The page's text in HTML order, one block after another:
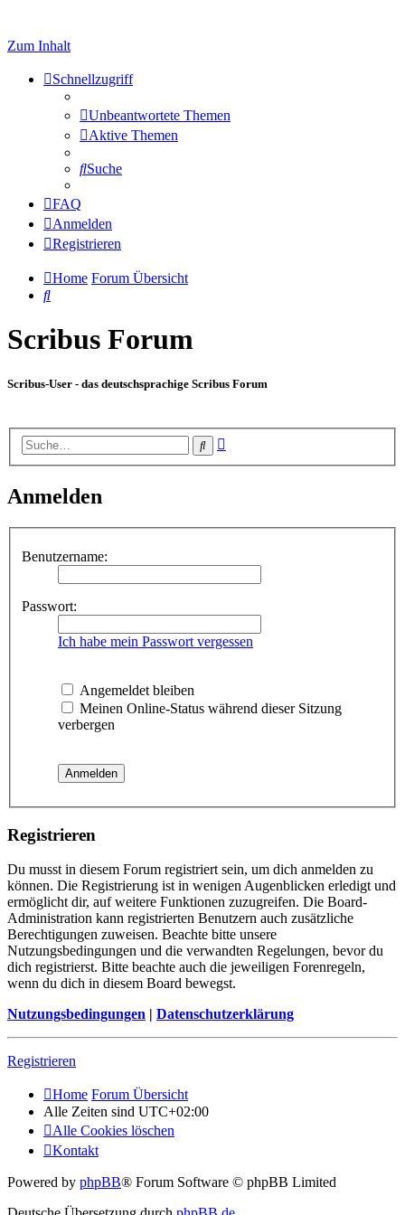
Zum Inhalt
Schnellzugriff
Unbeantwortete Themen
Aktive Themen
Suche
FAQ
Anmelden
Registrieren
Home Forum Übersicht
Suche
Scribus Forum
Scribus-User - das deutschsprachige Scribus Forum
Suche
Anmelden
Benutzername:
Passwort:
Ich habe mein Passwort vergessen
Angemeldet bleiben
Meinen Online-Status während dieser Sitzung
verbergen
Registrieren
Du musst in diesem Forum registriert sein, um dich anmelden zu
können. Die Registrierung ist in wenigen Augenblicken erledigt und
ermöglicht dir, auf weitere Funktionen zuzugreifen. Die Board-
Administration kann registrierten Benutzern auch zusätzliche
Berechtigungen zuweisen. Beachte bitte unsere
Nutzungsbedingungen und die verwandten Regelungen, bevor du
dich registrierst. Bitte beachte auch die jeweiligen Forenregeln,
wenn du dich in diesem Board bewegst.
Nutzungsbedingungen | Datenschutzerklärung
Registrieren
Home Forum Übersicht
Alle Zeiten sind UTC+02:00
Alle Cookies löschen
Kontakt
Powered by phpBB® Forum Software © phpBB Limited